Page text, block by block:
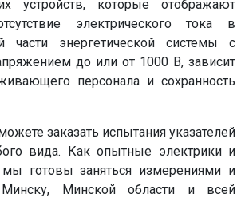
устройств, которые отображают
электрического тока в
части энергетической системы с
до или от 1000 В, зависит
персонала и сохранность
заказать испытания указателей
вида. Как опытные электрики и
мы готовы заняться измерениями и
Минской области и всей